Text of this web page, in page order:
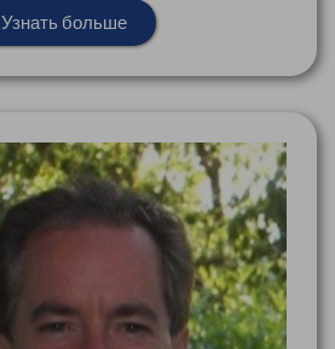
Узнать больше